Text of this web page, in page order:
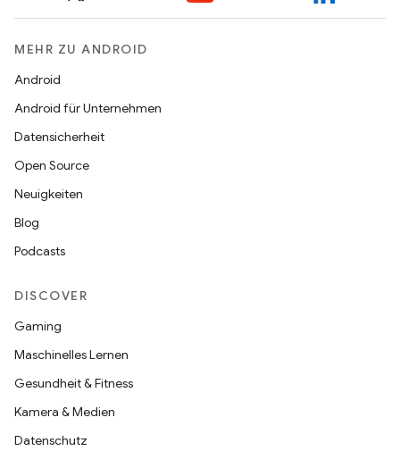
MEHR ZU ANDROID
Android
Android für Unternehmen
Datensicherheit
Open Source
Neuigkeiten
Blog
Podcasts
DISCOVER
Gaming
Maschinelles Lernen
Gesundheit & Fitness
Kamera & Medien
Datenschutz